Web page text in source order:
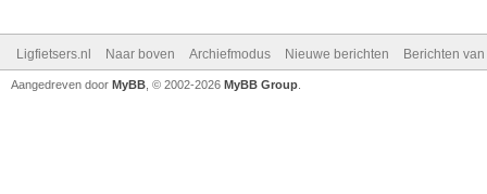
Ligfietsers.nl Naar boven Archiefmodus Nieuwe berichten Berichten
Aangedreven door MyBB , © 2002-2026 MyBB Group